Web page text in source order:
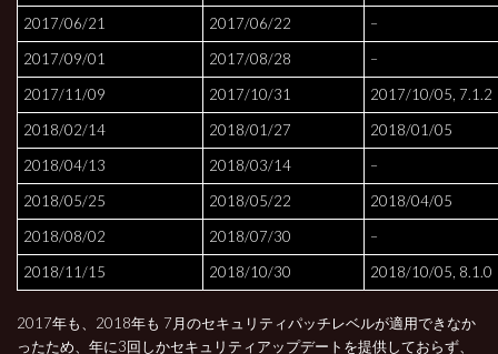
2017/06/21
2017/06/22
–
2017/09/01
2017/08/28
–
2017/11/09
2017/10/31
2017/10/05, 7.1.2
2018/02/14
2018/01/27
2018/01/05
2018/04/13
2018/03/14
–
2018/05/25
2018/05/22
2018/04/05
2018/08/02
2018/07/30
–
2018/11/15
2018/10/30 2018/10/05, 8.1.0
2017年も、2018年も 7月のセキュリティパッチレベルが適用できなか
ったため、年に3回しかセキュリティアップデートを提供しておらず、